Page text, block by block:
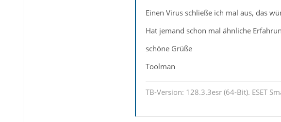
MIME-Version: 1.0
Einen Virus schließe ich mal aus, das
Hat jemand schon mal ähnliche
schöne Grüße
Toolman
TB-Version: 128.3.3esr (64-Bit). ESET